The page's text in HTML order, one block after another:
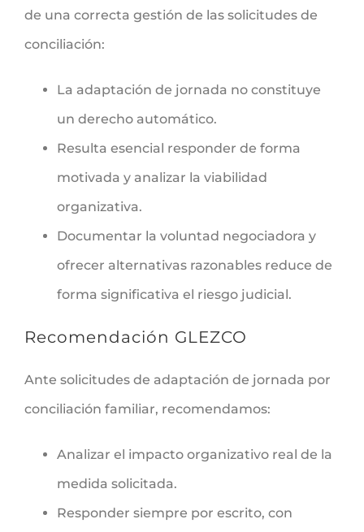
de una correcta gestión de las solicitudes de
conciliación:
La adaptación de jornada no constituye
un derecho automático.
Resulta esencial responder de forma
motivada y analizar la viabilidad
organizativa.
Documentar la voluntad negociadora y
ofrecer alternativas razonables reduce de
forma significativa el riesgo judicial.
Recomendación GLEZCO
Ante solicitudes de adaptación de jornada por
conciliación familiar, recomendamos:
Analizar el impacto organizativo real de la
medida solicitada.
Responder siempre por escrito, con